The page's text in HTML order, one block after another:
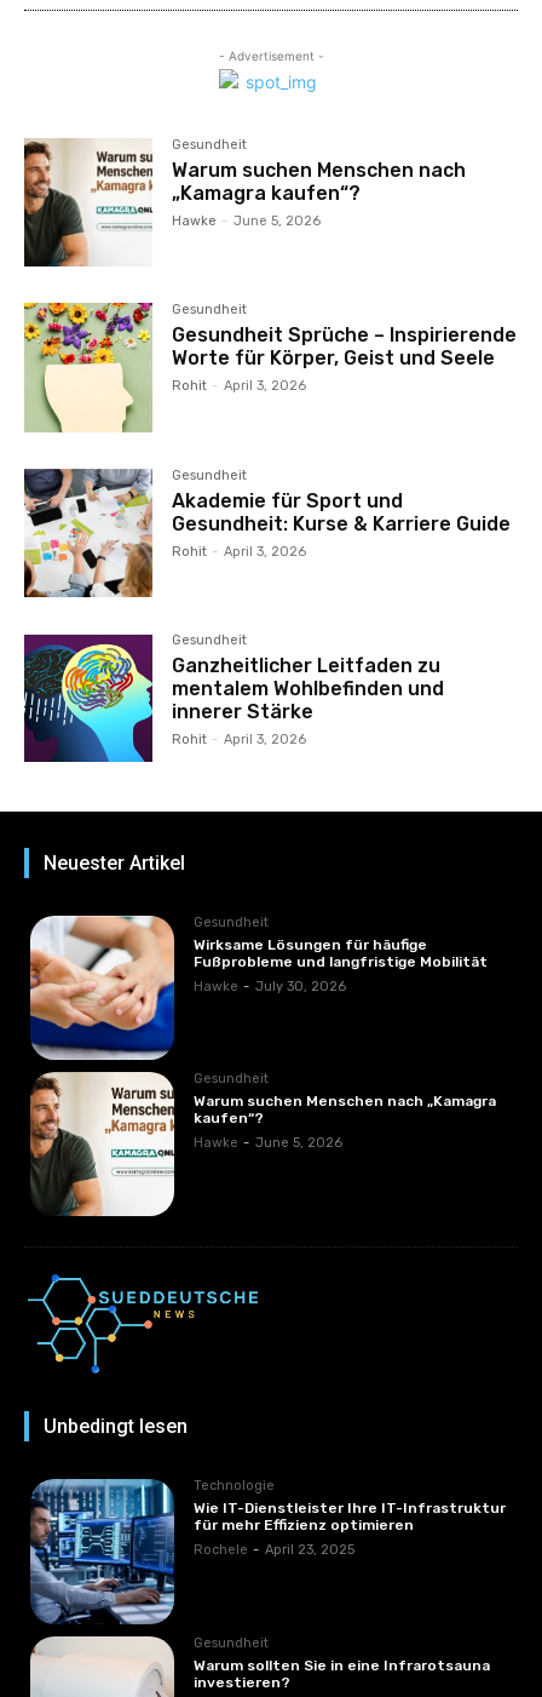
- Advertisement -
Gesundheit
Warum suchen Menschen nach
„Kamagra kaufen“?
Hawke - June 5, 2026
Gesundheit
Gesundheit Sprüche – Inspirierende
Worte für Körper, Geist und Seele
Rohit - April 3, 2026
Gesundheit
Akademie für Sport und
Gesundheit: Kurse & Karriere Guide
Rohit - April 3, 2026
Gesundheit
Ganzheitlicher Leitfaden zu
mentalem Wohlbefinden und
innerer Stärke
Rohit - April 3, 2026
Neuester Artikel
Gesundheit
Wirksame Lösungen für häufige
Fußprobleme und langfristige Mobilität
Hawke - July 30, 2026
Gesundheit
Warum suchen Menschen nach „Kamagra
kaufen“?
Hawke - June 5, 2026
Unbedingt lesen
Technologie
Wie IT-Dienstleister Ihre IT-Infrastruktur
für mehr Effizienz optimieren
Rochele - April 23, 2025
Gesundheit
Warum sollten Sie in eine Infrarotsauna
investieren?